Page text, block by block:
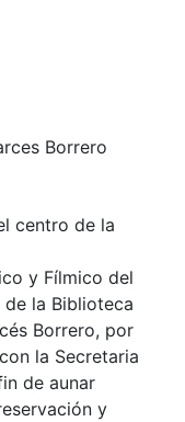
Borrero
centro de la
y Fílmico del
la Biblioteca
Borrero, por
la Secretaria
de aunar
y